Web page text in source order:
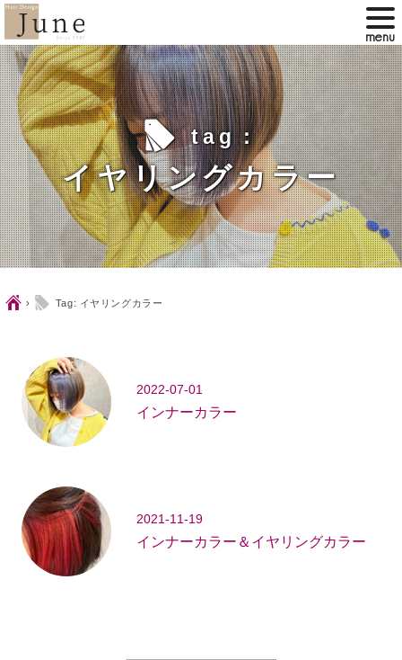
ltag：
イヤリングカラー
Ç › l Tag: イヤリングカラー
2022-07-01
インナーカラー
2021-11-19
インナーカラー＆イヤリングカラー